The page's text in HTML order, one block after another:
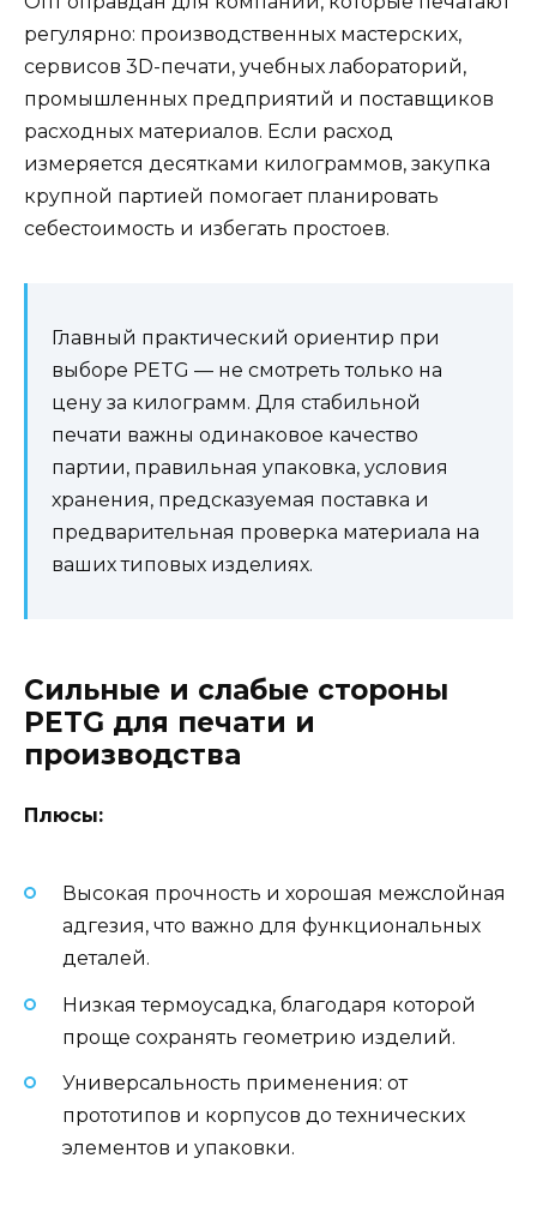
регулярно: производственных мастерских,
сервисов 3D-печати, учебных лабораторий,
промышленных предприятий и поставщиков
расходных материалов. Если расход
измеряется десятками килограммов, закупка
крупной партией помогает планировать
себестоимость и избегать простоев.
Главный практический ориентир при
выборе PETG — не смотреть только на
цену за килограмм. Для стабильной
печати важны одинаковое качество
партии, правильная упаковка, условия
хранения, предсказуемая поставка и
предварительная проверка материала на
ваших типовых изделиях.
Сильные и слабые стороны
PETG для печати и
производства
Плюсы:
Высокая прочность и хорошая межслойная
адгезия, что важно для функциональных
деталей.
Низкая термоусадка, благодаря которой
проще сохранять геометрию изделий.
Универсальность применения: от
прототипов и корпусов до технических
элементов и упаковки.